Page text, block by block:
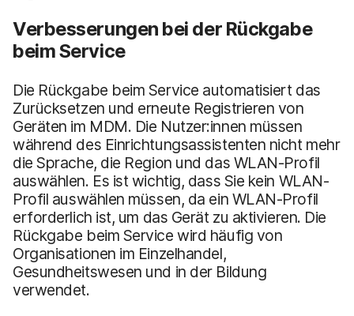
Verbesserungen bei der Rückgabe
beim Service
Die Rückgabe beim Service automatisiert das
Zurücksetzen und erneute Registrieren von
Geräten im MDM. Die Nutzer:innen müssen
während des Einrichtungsassistenten nicht mehr
die Sprache, die Region und das WLAN-Profil
auswählen. Es ist wichtig, dass Sie kein WLAN-
Profil auswählen müssen, da ein WLAN-Profil
erforderlich ist, um das Gerät zu aktivieren. Die
Rückgabe beim Service wird häufig von
Organisationen im Einzelhandel,
Gesundheitswesen und in der Bildung
verwendet.